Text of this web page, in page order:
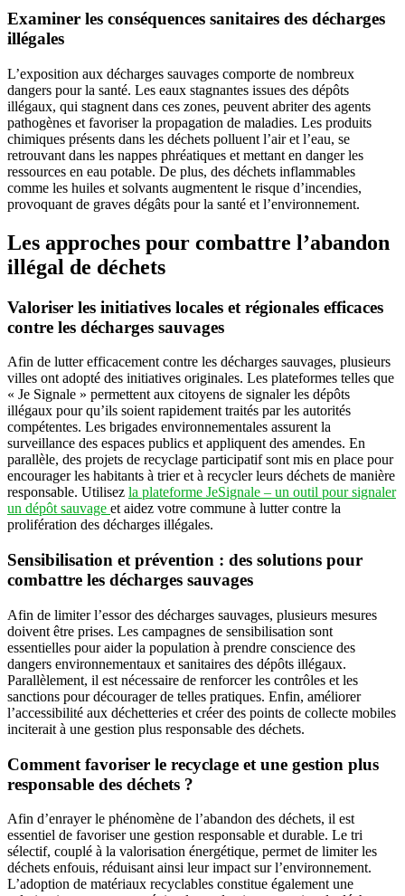
Examiner les conséquences sanitaires des décharges
illégales
L’exposition aux décharges sauvages comporte de nombreux
dangers pour la santé. Les eaux stagnantes issues des dépôts
illégaux, qui stagnent dans ces zones, peuvent abriter des agents
pathogènes et favoriser la propagation de maladies. Les produits
chimiques présents dans les déchets polluent l’air et l’eau, se
retrouvant dans les nappes phréatiques et mettant en danger les
ressources en eau potable. De plus, des déchets inflammables
comme les huiles et solvants augmentent le risque d’incendies,
provoquant de graves dégâts pour la santé et l’environnement.
Les approches pour combattre l’abandon
illégal de déchets
Valoriser les initiatives locales et régionales efficaces
contre les décharges sauvages
Afin de lutter efficacement contre les décharges sauvages, plusieurs
villes ont adopté des initiatives originales. Les plateformes telles que
« Je Signale » permettent aux citoyens de signaler les dépôts
illégaux pour qu’ils soient rapidement traités par les autorités
compétentes. Les brigades environnementales assurent la
surveillance des espaces publics et appliquent des amendes. En
parallèle, des projets de recyclage participatif sont mis en place pour
encourager les habitants à trier et à recycler leurs déchets de manière
responsable. Utilisez la plateforme JeSignale – un outil pour signaler
un dépôt sauvage et aidez votre commune à lutter contre la
prolifération des décharges illégales.
Sensibilisation et prévention : des solutions pour
combattre les décharges sauvages
Afin de limiter l’essor des décharges sauvages, plusieurs mesures
doivent être prises. Les campagnes de sensibilisation sont
essentielles pour aider la population à prendre conscience des
dangers environnementaux et sanitaires des dépôts illégaux.
Parallèlement, il est nécessaire de renforcer les contrôles et les
sanctions pour décourager de telles pratiques. Enfin, améliorer
l’accessibilité aux déchetteries et créer des points de collecte mobiles
inciterait à une gestion plus responsable des déchets.
Comment favoriser le recyclage et une gestion plus
responsable des déchets ?
Afin d’enrayer le phénomène de l’abandon des déchets, il est
essentiel de favoriser une gestion responsable et durable. Le tri
sélectif, couplé à la valorisation énergétique, permet de limiter les
déchets enfouis, réduisant ainsi leur impact sur l’environnement.
L’adoption de matériaux recyclables constitue également une